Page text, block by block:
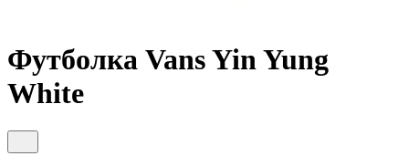
Футболка Vans Yin Yung
White